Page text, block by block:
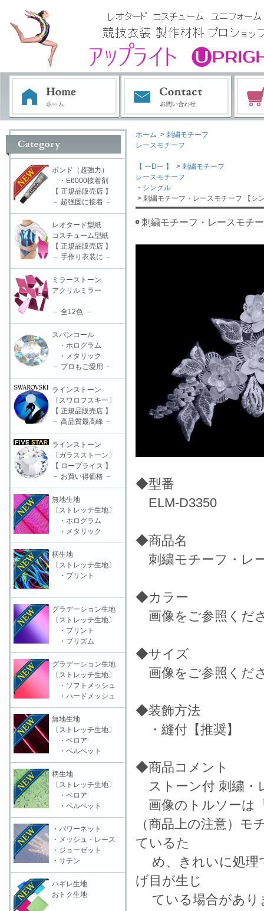
ホーム > 刺繍モチーフ
レースモチーフ
【 ーDー 】 > 刺繍モチーフ
レースモチーフ
・シングル
> 刺繍モチーフ・レースモチーフ 【シ
刺繍モチーフ・レースモチ
◆型番
ELM-D3350
◆商品名
刺繍モチーフ・レ
◆カラー
画像をご参照くだ
◆サイズ
画像をご参照くだ
◆装飾方法
・縫付【推奨】
◆商品コメント
ストーン付 刺繍・
画像のトルソーは
（商品上の注意）
ているた
め、きれいに処理
げ目が生じ
ている場合があり
ボンド（超強力）
・E6000接着剤
【 正規品販売店 】
－ 超強固に接着 －
レオタード型紙
コスチューム型紙
【 正規品販売店 】
－ 手作り衣装に －
ミラーストーン
アクリルミラー
－ 全12色 －
スパンコール
・ホログラム
・メタリック
－ プロもご愛用 －
ラインストーン
〔スワロフスキー〕
【 正規品販売店 】
－ 高品質最高峰 －
ラインストーン
〔ガラスストーン〕
【 ロープライス 】
－ お買い得価格 －
無地生地
〔ストレッチ生地〕
・ホログラム
・メタリック
柄生地
〔ストレッチ生地〕
・プリント
グラデーション生地
〔ストレッチ生地〕
・プリント
・プリズム
グラデーション生地
〔ストレッチ生地〕
・ソフトメッシュ
・ハードメッシュ
無地生地
〔ストレッチ生地〕
・ベロア
・ベルベット
柄生地
〔ストレッチ生地〕
・ベロア
・ベルベット
・パワーネット
・メッシュ・レース
・ジョーゼット
・サテン
ハギレ生地
おトク生地